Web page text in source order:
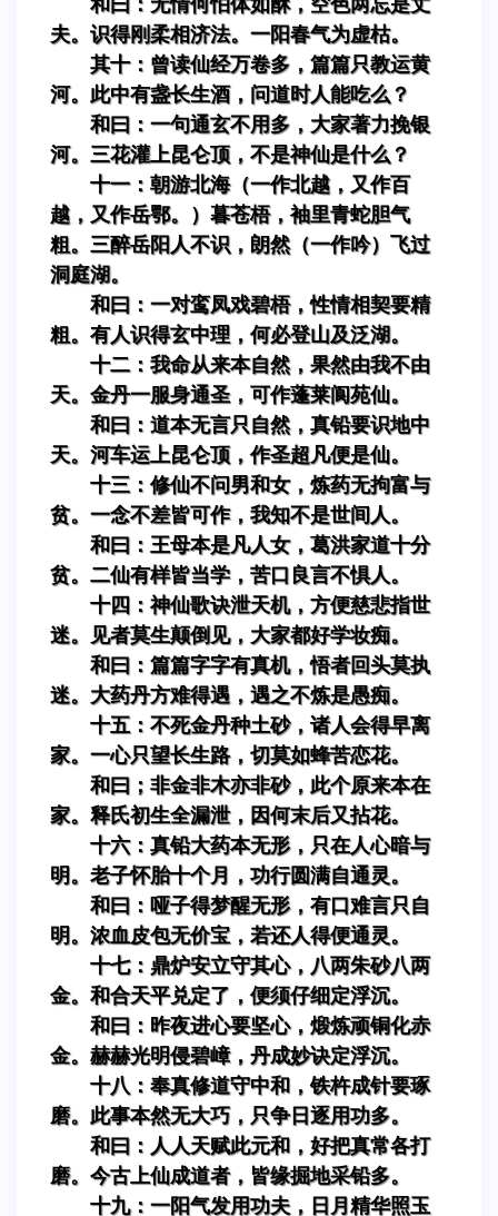
夫。识得刚柔相济法。一阳春气为虚枯。
其十：曾读仙经万卷多，篇篇只教运黄
河。此中有盏长生酒，问道时人能吃么？
和曰：一句通玄不用多，大家著力挽银
河。三花灌上昆仑顶，不是神仙是什么？
十一：朝游北海（一作北越，又作百
越，又作岳鄂。）暮苍梧，袖里青蛇胆气
粗。三醉岳阳人不识，朗然（一作吟）飞过
洞庭湖。
和曰：一对鸾凤戏碧梧，性情相契要精
粗。有人识得玄中理，何必登山及泛湖。
十二：我命从来本自然，果然由我不由
天。金丹一服身通圣，可作蓬莱阆苑仙。
和曰：道本无言只自然，真铅要识地中
天。河车运上昆仑顶，作圣超凡便是仙。
十三：修仙不问男和女，炼药无拘富与
贫。一念不差皆可作，我知不是世间人。
和曰：王母本是凡人女，葛洪家道十分
贫。二仙有样皆当学，苦口良言不惧人。
十四：神仙歌诀泄天机，方便慈悲指世
迷。见者莫生颠倒见，大家都好学妆痴。
和曰：篇篇字字有真机，悟者回头莫执
迷。大药丹方难得遇，遇之不炼是愚痴。
十五：不死金丹种土砂，诸人会得早离
家。一心只望长生路，切莫如蜂苦恋花。
和曰；非金非木亦非砂，此个原来本在
家。释氏初生全漏泄，因何末后又拈花。
十六：真铅大药本无形，只在人心暗与
明。老子怀胎十个月，功行圆满自通灵。
和曰：哑子得梦醒无形，有口难言只自
明。浓血皮包无价宝，若还人得便通灵。
十七：鼎炉安立守其心，八两朱砂八两
金。和合天平兑定了，便须仔细定浮沉。
和曰：昨夜进心要坚心，煅炼顽铜化赤
金。赫赫光明侵碧嶂，丹成妙诀定浮沉。
十八：奉真修道守中和，铁杵成针要琢
磨。此事本然无大巧，只争日逐用功多。
和曰：人人天赋此元和，好把真常各打
磨。今古上仙成道者，皆缘掘地采铅多。
十九：一阳气发用功夫，日月精华照玉